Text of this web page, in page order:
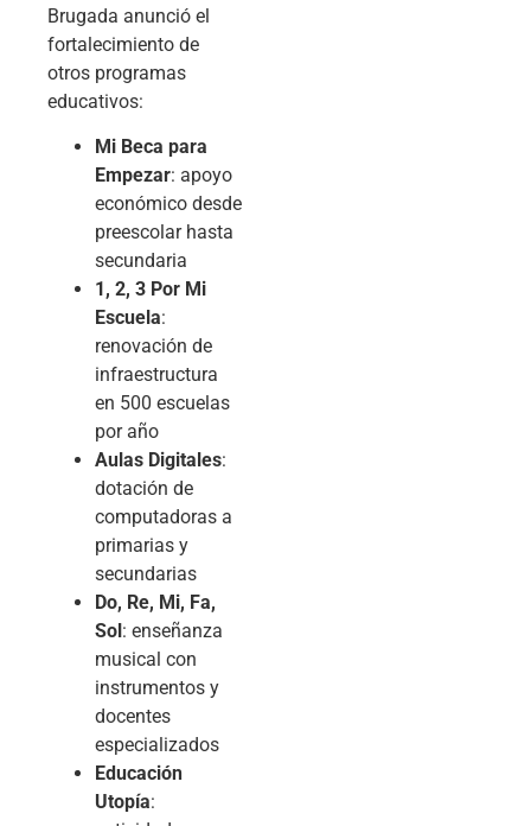
Brugada anunció el
fortalecimiento de
otros programas
educativos:
Mi Beca para
Empezar: apoyo
económico desde
preescolar hasta
secundaria
1, 2, 3 Por Mi
Escuela:
renovación de
infraestructura
en 500 escuelas
por año
Aulas Digitales:
dotación de
computadoras a
primarias y
secundarias
Do, Re, Mi, Fa,
Sol : enseñanza
musical con
instrumentos y
docentes
especializados
Educación
Utopía: